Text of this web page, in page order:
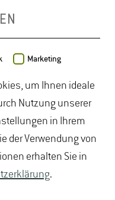
unterODbL
Studium|
|Oenologie
|Studiengänge
| Studiengänge
Marketing
um Ihnen ideale
Nutzung unserer
in Ihrem
der Verwendung von
erhalten Sie in
.